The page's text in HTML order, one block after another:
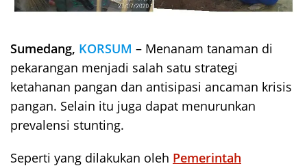
Sumedang, KORSUM – Menanam tanaman di
pekarangan menjadi salah satu strategi
ketahanan pangan dan antisipasi ancaman krisis
pangan. Selain itu juga dapat menurunkan
prevalensi stunting.
Seperti yang dilakukan oleh Pemerintah